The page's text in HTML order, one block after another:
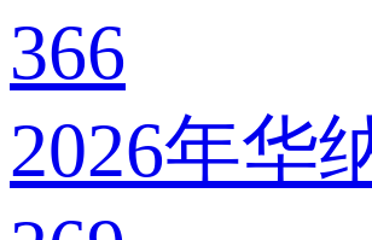
366
2026年华